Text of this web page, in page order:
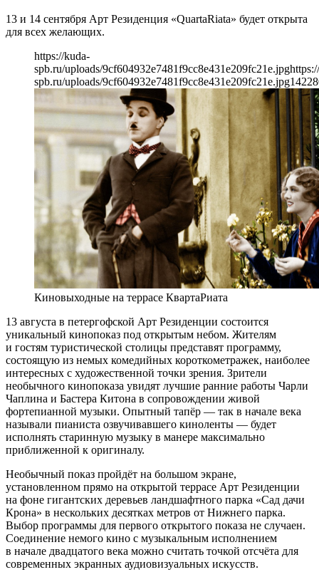
13 и 14 сентября Арт Резиденция «QuartaRiata» будет открыта
для всех желающих.
https://kuda-
spb.ru/uploads/9cf604932e7481f9cc8e431e209fc21e.jpg
spb.ru/uploads/9cf604932e7481f9cc8e431e209fc21e.jpg1422
Киновыходные на террасе КвартаРиата
13 августа в петергофской Арт Резиденции состоится
уникальный кинопоказ под открытым небом. Жителям
и гостям туристической столицы представят программу,
состоящую из немых комедийных короткометражек, наиболее
интересных с художественной точки зрения. Зрители
необычного кинопоказа увидят лучшие ранние работы Чарли
Чаплина и Бастера Китона в сопровождении живой
фортепианной музыки. Опытный тапёр — так в начале века
называли пианиста озвучивавшего киноленты — будет
исполнять старинную музыку в манере максимально
приближенной к оригиналу.
Необычный показ пройдёт на большом экране,
установленном прямо на открытой террасе Арт Резиденции
на фоне гигантских деревьев ландшафтного парка «Сад дачи
Крона» в нескольких десятках метров от Нижнего парка.
Выбор программы для первого открытого показа не случаен.
Соединение немого кино с музыкальным исполнением
в начале двадцатого века можно считать точкой отсчёта для
современных экранных аудиовизуальных искусств.